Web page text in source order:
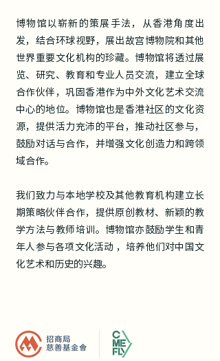
博物馆以崭新的策展手法，从香港角度出
发，结合环球视野，展出故宫博物院和其他
世界重要文化机构的珍藏。博物馆将透过展
览、研究、教育和专业人员交流，建立全球
合作伙伴，巩固香港作为中外文化艺术交流
中心的地位。博物馆也是香港社区的文化资
源，提供活力充沛的平台，推动社区参与，
鼓励对话与合作，并增强文化创造力和跨领
域合作。
我们致力与本地学校及其他教育机构建立长
期策略伙伴合作，提供原创教材、新颖的教
学方法与教师培训。博物馆亦鼓励学生和青
年人参与各项文化活动 ，培养他们对中国文
化艺术和历史的兴趣。